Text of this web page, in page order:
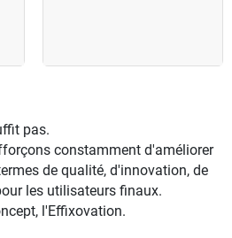
pas.
constamment d'améliorer
de qualité, d'innovation, de
les utilisateurs finaux.
l'Effixovation.